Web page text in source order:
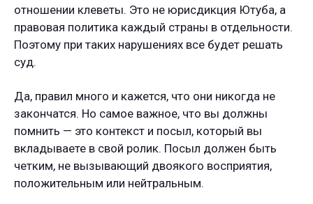
отношении клеветы. Это не юрисдикция Ютуба, а
правовая политика каждый страны в отдельности.
Поэтому при таких нарушениях все будет решать
суд.
Да, правил много и кажется, что они никогда не
закончатся. Но самое важное, что вы должны
помнить — это контекст и посыл, который вы
вкладываете в свой ролик. Посыл должен быть
четким, не вызывающий двоякого восприятия,
положительным или нейтральным.